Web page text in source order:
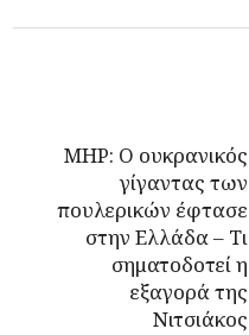
MHP: Ο ουκρανικός
γίγαντας των
πουλερικών έφτασε
στην Ελλάδα – Τι
σηματοδοτεί η
εξαγορά της
Νιτσιάκος